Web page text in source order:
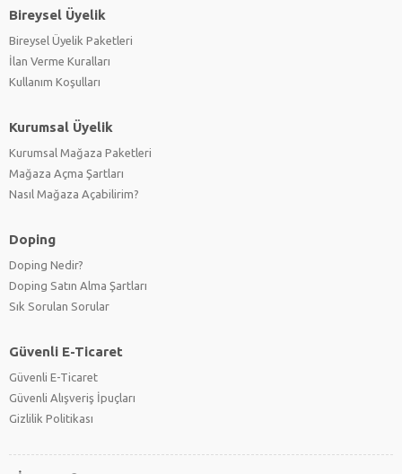
Bireysel Üyelik
Bireysel Üyelik Paketleri
İlan Verme Kuralları
Kullanım Koşulları
Kurumsal Üyelik
Kurumsal Mağaza Paketleri
Mağaza Açma Şartları
Nasıl Mağaza Açabilirim?
Doping
Doping Nedir?
Doping Satın Alma Şartları
Sık Sorulan Sorular
Güvenli E-Ticaret
Güvenli E-Ticaret
Güvenli Alışveriş İpuçları
Gizlilik Politikası